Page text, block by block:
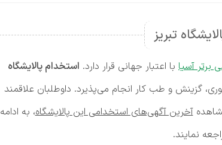
تبریز
برتر آسیا با اعتبار جهانی قرار دارد. استخدام پالایشگاه
گزینش و طب کار انجام می‌پذیرد. داوطلبان علاقمند
آخرین آگهی‌های استخدامی این پالایشگاه، به ادامه
نمایند.